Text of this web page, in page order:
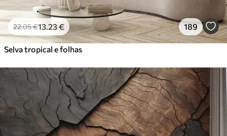
22.05€13 .23€ 189
Selva tropical e folhas